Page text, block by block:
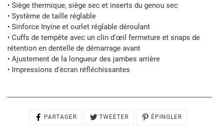
• Siège thermique, siège sec et inserts du genou sec
• Système de taille réglable
• Sinforce Inyine et ourlet réglable déroulant
• Cuffs de tempête avec un clin d'œil fermeture et snaps de
rétention en dentelle de démarrage avant
• Ajustement de la longueur des jambes arrière
• Impressions d'écran réfléchissantes
PARTAGER
PARTAGER
TWEETER
TWEETER
ÉPINGLER
ÉPINGLER